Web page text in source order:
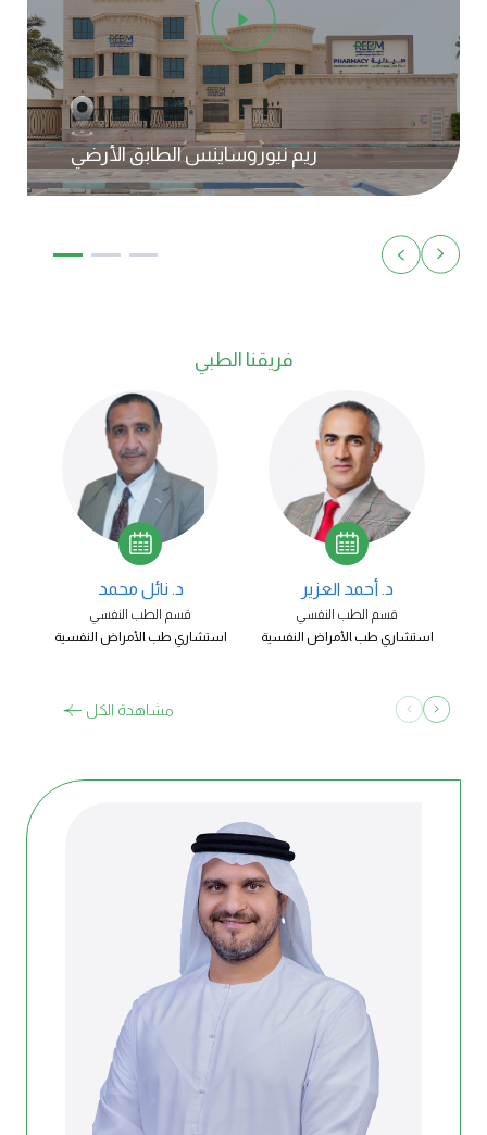
ريم نيوروساينس الطابق الأرضي
فريقنا الطبي
د. أحمد العزير
قسم الطب النفسي​
استشاري طب ‍الأمراض النفسية​
د. نائل محمد
قسم الطب النفسي​
استشاري طب ‍الأمراض النفسية​
مشاهدة الكل